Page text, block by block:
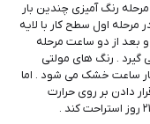
رنگ آمیزی چندین بار
مرحله اول سطح کار با لایه
بعد از دو ساعت مرحله
. رنگ های مولتی
ساعت خشک می شود . اما
دادن بر روی حرارت